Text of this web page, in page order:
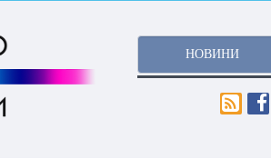
НОВИНИ